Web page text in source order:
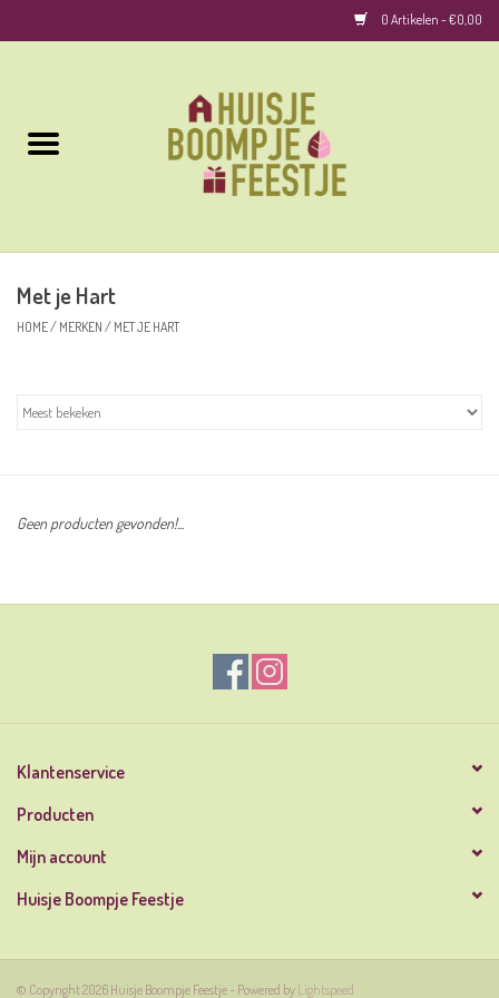
0 Artikelen - €0,00
Woonaccessoires
Met je Hart
HOME/ MERKEN / MET JE HART
Geen producten gevonden!...
Klantenservice
Producten
Mijn account
Huisje Boompje Feestje
© Copyright 2026 Huisje Boompje Feestje - Powered by Lightspeed